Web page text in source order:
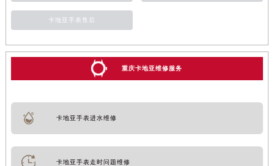
卡地亚手表售后
重庆卡地亚维修服务
卡地亚手表进水维修
卡地亚手表走时问题维修